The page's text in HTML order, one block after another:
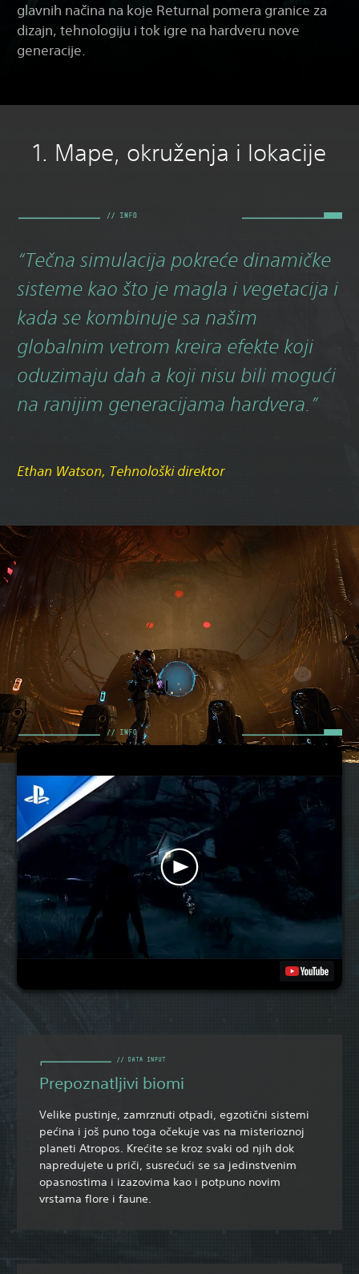
glavnih načina na koje Returnal pomera granice za
dizajn, tehnologiju i tok igre na hardveru nove
generacije.
1. Mape, okruženja i lokacije
“Tečna simulacija pokreće dinamičke
sisteme kao što je magla i vegetacija i
kada se kombinuje sa našim
globalnim vetrom kreira efekte koji
oduzimaju dah a koji nisu bili mogući
na ranijim generacijama hardvera.”
Ethan Watson, Tehnološki direktor
Prepoznatljivi biomi
Velike pustinje, zamrznuti otpadi, egzotični sistemi
pećina i još puno toga očekuje vas na misterioznoj
planeti Atropos. Krećite se kroz svaki od njih dok
napredujete u priči, susrećući se sa jedinstvenim
opasnostima i izazovima kao i potpuno novim
vrstama flore i faune.